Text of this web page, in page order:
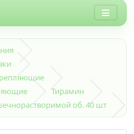
Тирамин
об. 40 шт